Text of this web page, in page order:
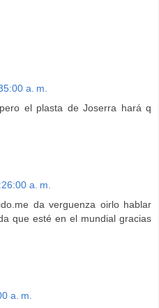
a. m.
el plasta de Joserra hará q
a. m.
da verguenza oirlo hablar
que esté en el mundial gracias
a. m.